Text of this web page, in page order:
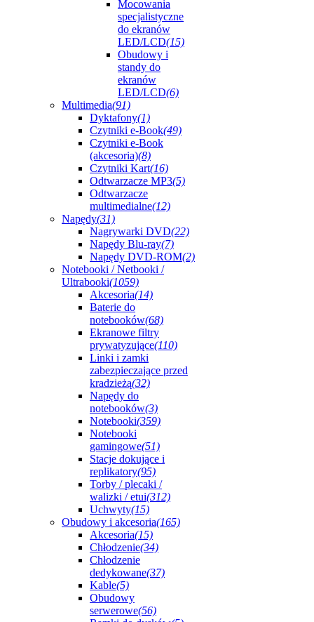
Mocowania
specjalistyczne
do ekranów
LED/LCD(15)
Obudowy i
standy do
ekranów
LED/LCD(6)
Multimedia(91)
Dyktafony(1)
Czytniki e-Book(49)
Czytniki e-Book
(akcesoria)(8)
Czytniki Kart(16)
Odtwarzacze MP3(5)
Odtwarzacze
multimedialne(12)
Napędy(31)
Nagrywarki DVD(22)
Napędy Blu-ray(7)
Napędy DVD-ROM(2)
Notebooki / Netbooki /
Ultrabooki(1059)
Akcesoria(14)
Baterie do
notebooków(68)
Ekranowe filtry
prywatyzujące(110)
Linki i zamki
zabezpieczające przed
kradzieżą(32)
Napędy do
notebooków(3)
Notebooki(359)
Notebooki
gamingowe(51)
Stacje dokujące i
replikatory(95)
Torby / plecaki /
walizki / etui(312)
Uchwyty(15)
Obudowy i akcesoria(165)
Akcesoria(15)
Chłodzenie(34)
Chłodzenie
dedykowane(37)
Kable(5)
Obudowy
serwerowe(56)